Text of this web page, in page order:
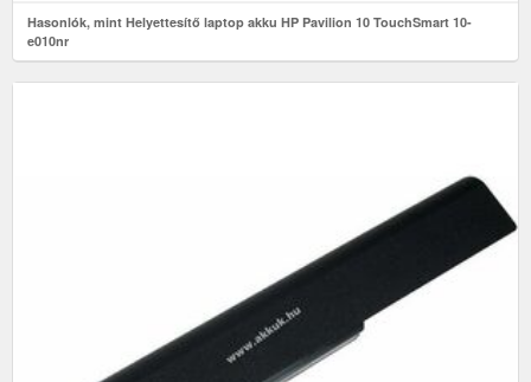
Hasonlók, mint Helyettesítő laptop akku HP Pavilion 10 TouchSmart 10-
e010nr